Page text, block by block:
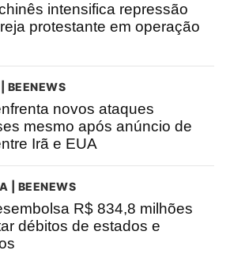
intensifica repressão
protestante em operação
BEENEWS
novos ataques
mesmo após anúncio de
Irã e EUA
| BEENEWS
R$ 834,8 milhões
débitos de estados e